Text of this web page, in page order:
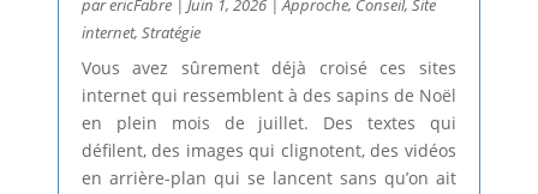
parericFabre| Juin 1, 2026|Approche, Conseil, Site
internet, Stratégie
Vous avez sûrement déjà croisé ces sites
internet qui ressemblent à des sapins de Noël
en plein mois de juillet. Des textes qui
défilent, des images qui clignotent, des vidéos
en arrière-plan qui se lancent sans qu’on ait